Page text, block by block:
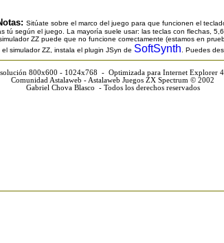
Sitúate sobre el marco del juego para que funcionen el
tú según el juego. La mayoría suele usar: las teclas con flechas,
ZZ puede que no funcione correctamente (estamos en
simulador ZZ, instala el plugin JSyn de SoftSynth . Puedes
800x600 - 1024x768 - Optimizada para Internet Explorer
Comunidad Astalaweb - Astalaweb Juegos ZX Spectrum © 2002
Gabriel Chova Blasco - Todos los derechos reservados